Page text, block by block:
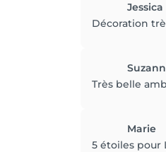
Jessica
Décoration
Très belle
Marie
5 étoiles pour